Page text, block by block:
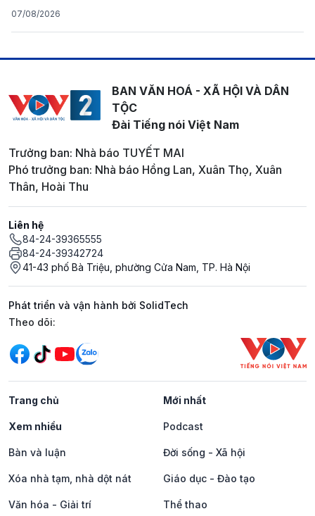
07/08/2026
BAN VĂN HOÁ - XÃ HỘI VÀ DÂN
TỘC
Đài Tiếng nói Việt Nam
Trưởng ban: Nhà báo TUYẾT MAI
Phó trưởng ban: Nhà báo Hồng Lan, Xuân Thọ, Xuân
Thân, Hoài Thu
Liên hệ
84-24-39365555
84-24-39342724
41-43 phố Bà Triệu, phường Cửa Nam, TP. Hà Nội
Phát triển và vận hành bởi SolidTech
Mạng xã hội
Theo dõi:
Trang chủ Mới nhất
Xem nhiều Podcast
Bàn và luận Đời sống - Xã hội
Xóa nhà tạm, nhà dột nát Giáo dục - Đào tạo
Văn hóa - Giải trí Thể thao